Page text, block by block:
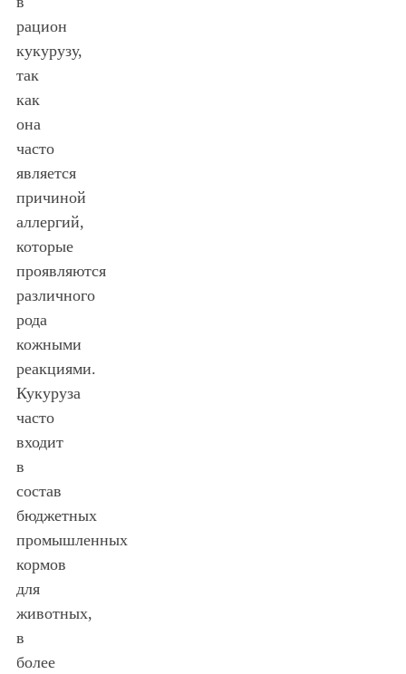
рацион
кукурузу,
так
как
она
часто
является
причиной
аллергий,
которые
проявляются
различного
рода
кожными
реакциями.
Кукуруза
часто
входит
в
состав
бюджетных
промышленных
кормов
для
животных,
в
более